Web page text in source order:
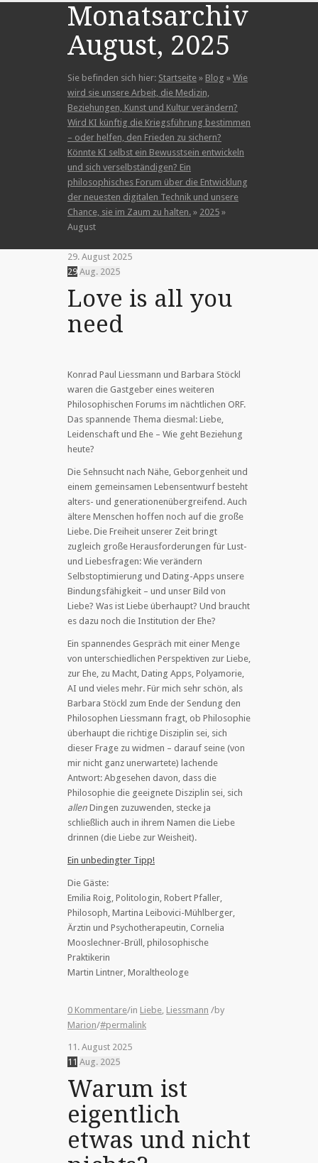
Monatsarchiv:
August, 2025
Sie befinden sich hier: Startseite » Blog » Wie
wird sie unsere Arbeit, die Medizin,
Beziehungen, Kunst und Kultur verändern?
Wird KI künftig die Kriegsführung bestimmen
– oder helfen, den Frieden zu sichern?
Könnte KI selbst ein Bewusstsein entwickeln
und sich verselbständigen? Ein
philosophisches Forum über die Entwicklung
der neuesten digitalen Technik und unsere
Chance, sie im Zaum zu halten. » 2025 »
August
29. August 2025
29 Aug. 2025
Love is all you
need
Konrad Paul Liessmann und Barbara Stöckl
waren die Gastgeber eines weiteren
Philosophischen Forums im nächtlichen ORF.
Das spannende Thema diesmal: Liebe,
Leidenschaft und Ehe – Wie geht Beziehung
heute?
Die Sehnsucht nach Nähe, Geborgenheit und
einem gemeinsamen Lebensentwurf besteht
alters- und generationenübergreifend. Auch
ältere Menschen hoffen noch auf die große
Liebe. Die Freiheit unserer Zeit bringt
zugleich große Herausforderungen für Lust-
und Liebesfragen: Wie verändern
Selbstoptimierung und Dating-Apps unsere
Bindungsfähigkeit – und unser Bild von
Liebe? Was ist Liebe überhaupt? Und braucht
es dazu noch die Institution der Ehe?
Ein spannendes Gespräch mit einer Menge
von unterschiedlichen Perspektiven zur Liebe,
zur Ehe, zu Macht, Dating Apps, Polyamorie,
AI und vieles mehr. Für mich sehr schön, als
Barbara Stöckl zum Ende der Sendung den
Philosophen Liessmann fragt, ob Philosophie
überhaupt die richtige Disziplin sei, sich
dieser Frage zu widmen – darauf seine (von
mir nicht ganz unerwartete) lachende
Antwort: Abgesehen davon, dass die
Philosophie die geeignete Disziplin sei, sich
allen Dingen zuzuwenden, stecke ja
schließlich auch in ihrem Namen die Liebe
drinnen (die Liebe zur Weisheit).
Ein unbedingter Tipp!
Die Gäste:
Emilia Roig, Politologin, Robert Pfaller,
Philosoph, Martina Leibovici-Mühlberger,
Ärztin und Psychotherapeutin, Cornelia
Mooslechner-Brüll, philosophische
Praktikerin
Martin Lintner, Moraltheologe
0 Kommentare/in Liebe, Liessmann /by
Marion/#permalink
11. August 2025
11 Aug. 2025
Warum ist
eigentlich
etwas und nicht